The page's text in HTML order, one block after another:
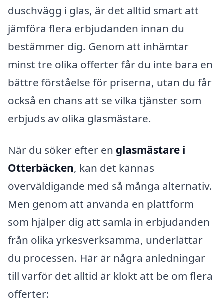
duschvägg i glas, är det alltid smart att
jämföra flera erbjudanden innan du
bestämmer dig. Genom att inhämtar
minst tre olika offerter får du inte bara en
bättre förståelse för priserna, utan du får
också en chans att se vilka tjänster som
erbjuds av olika glasmästare.
När du söker efter en glasmästare i
Otterbäcken, kan det kännas
överväldigande med så många alternativ.
Men genom att använda en plattform
som hjälper dig att samla in erbjudanden
från olika yrkesverksamma, underlättar
du processen. Här är några anledningar
till varför det alltid är klokt att be om flera
offerter: